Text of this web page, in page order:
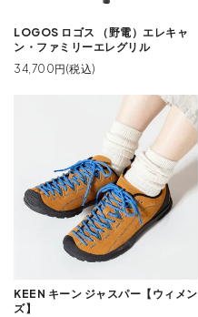
LOGOS ロゴス （野電）エレキャ
ン・ファミリーエレグリル
34,700円(税込)
KEEN キーン ジャスパー【ウィメン
ズ】